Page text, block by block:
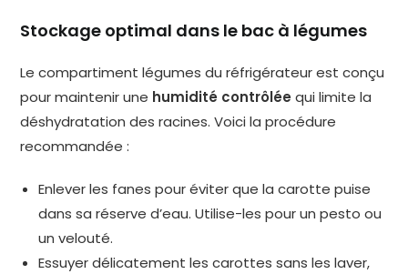
Stockage optimal dans le bac à légumes
Le compartiment légumes du réfrigérateur est conçu
pour maintenir une humidité contrôlée qui limite la
déshydratation des racines. Voici la procédure
recommandée :
Enlever les fanes pour éviter que la carotte puise
dans sa réserve d’eau. Utilise-les pour un pesto ou
un velouté.
Essuyer délicatement les carottes sans les laver,